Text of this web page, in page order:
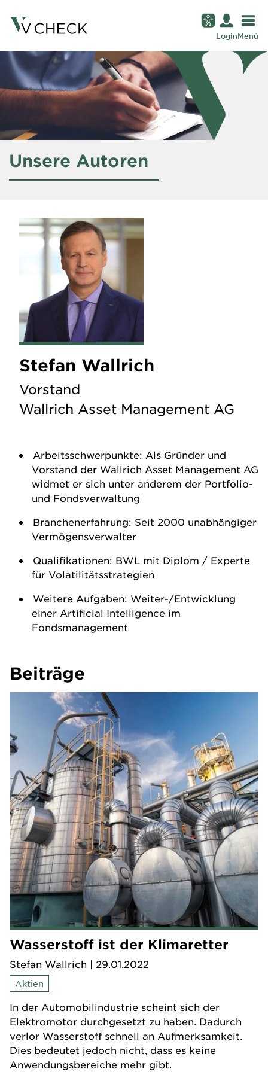
LoginMenü
Unsere Autoren
Stefan Wallrich
Vorstand
Wallrich Asset Management AG
Arbeitsschwerpunkte: Als Gründer und
Vorstand der Wallrich Asset Management AG
widmet er sich unter anderem der Portfolio-
und Fondsverwaltung
Branchenerfahrung: Seit 2000 unabhängiger
Vermögensverwalter
Qualifikationen: BWL mit Diplom / Experte
für Volatilitätsstrategien
Weitere Aufgaben: Weiter-/Entwicklung
einer Artificial Intelligence im
Fondsmanagement
Beiträge
Wasserstoff ist der Klimaretter
Stefan Wallrich | 29.01.2022
Aktien
In der Automobilindustrie scheint sich der
Elektromotor durchgesetzt zu haben. Dadurch
verlor Wasserstoff schnell an Aufmerksamkeit.
Dies bedeutet jedoch nicht, dass es keine
Anwendungsbereiche mehr gibt.